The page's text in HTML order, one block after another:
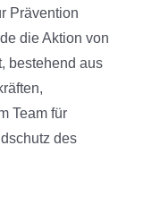
Prävention
die Aktion von
bestehend aus
Team für
des